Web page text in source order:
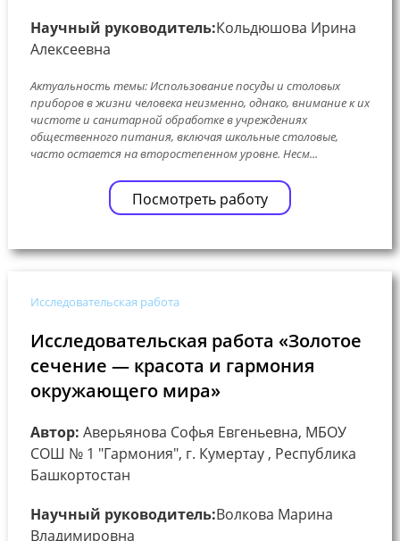
Научный руководитель:Кольдюшова Ирина
Алексеевна
Актуальность темы: Использование посуды и столовых
приборов в жизни человека неизменно, однако, внимание к их
чистоте и санитарной обработке в учреждениях
общественного питания, включая школьные столовые,
часто остается на второстепенном уровне. Несм...
Посмотреть работу
Исследовательская работа
Исследовательская работа «Золотое
сечение — красота и гармония
окружающего мира»
Автор: Аверьянова Софья Евгеньевна, МБОУ
СОШ № 1 "Гармония", г. Кумертау , Республика
Башкортостан
Научный руководитель:Волкова Марина
Владимировна